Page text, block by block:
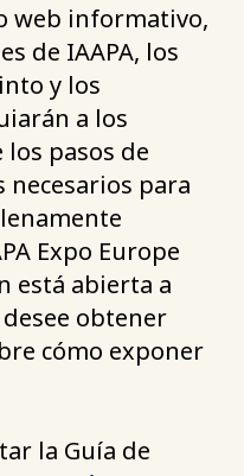
web informativo,
de IAAPA, los
y los
a los
pasos de
necesarios para
Expo Europe
está abierta a
obtener
cómo exponer
la Guía de